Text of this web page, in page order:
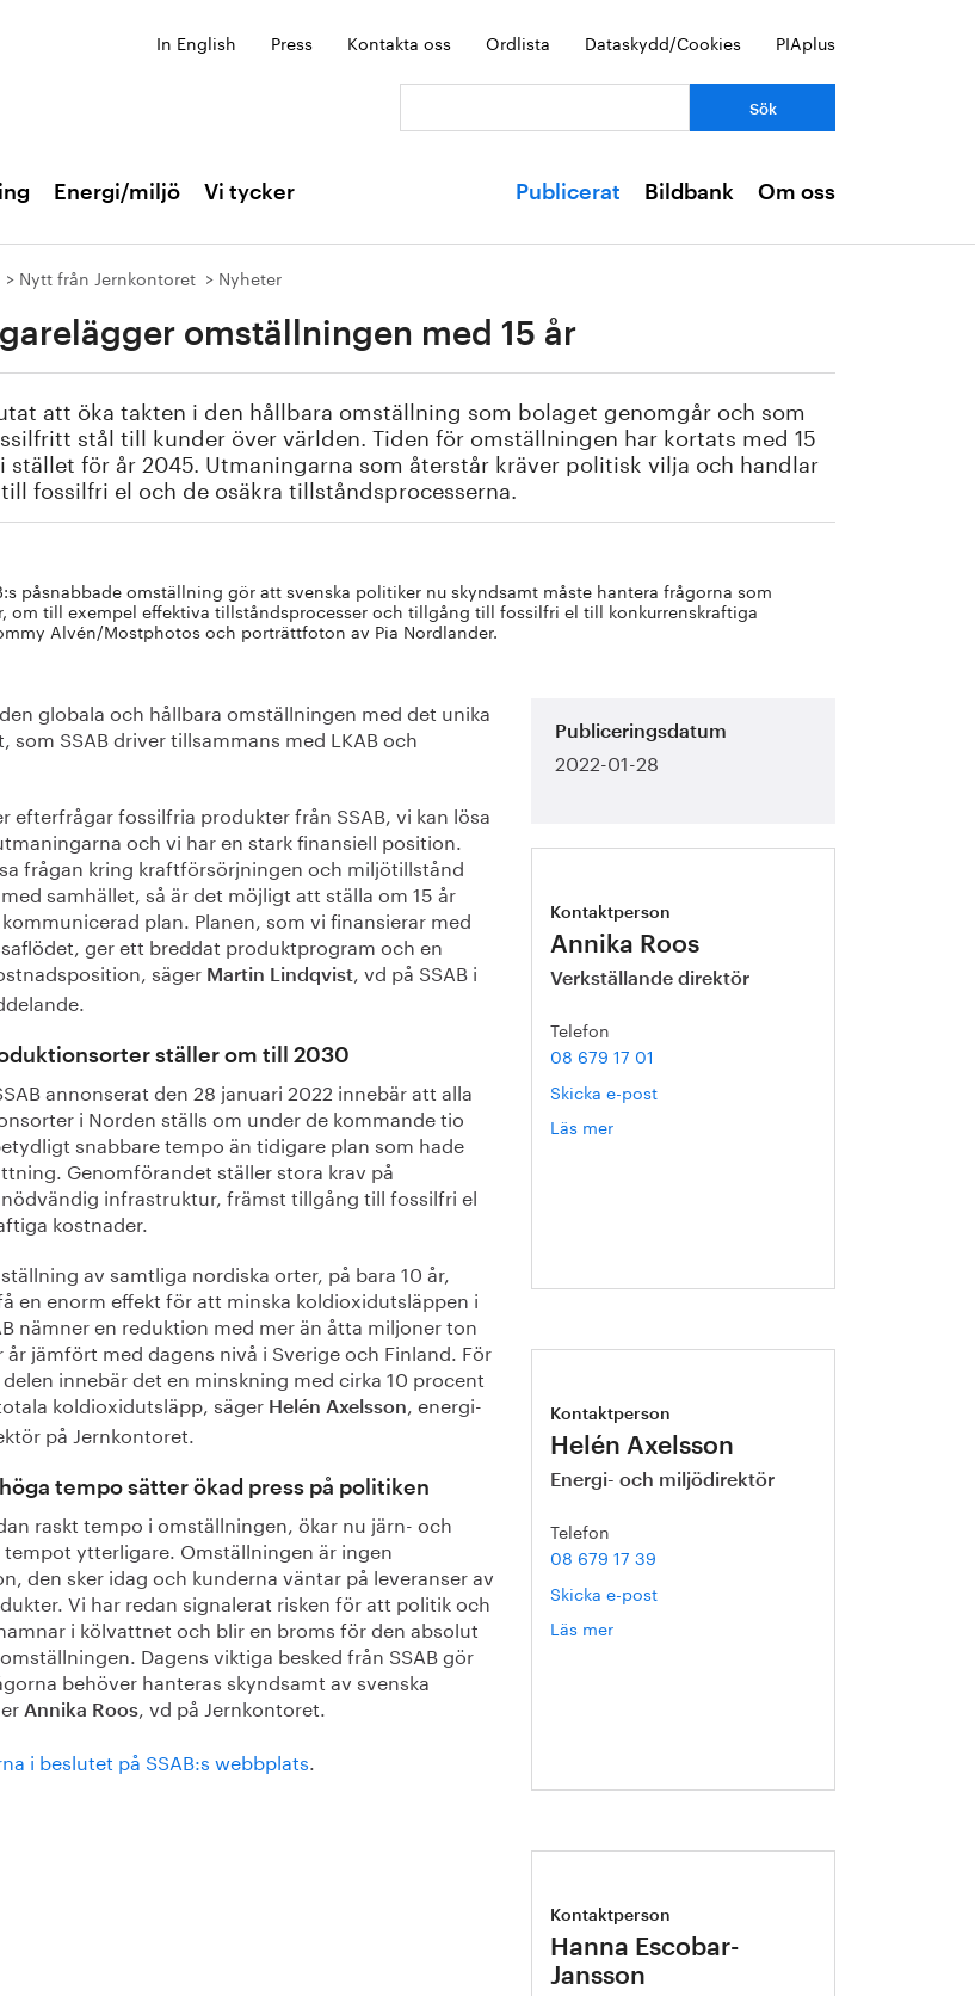
In English Press Kontakta oss Ordlista Dataskydd/Cookies PIAplus
Energi/miljö Vi tycker Publicerat Bildbank Om oss
Nytt från Jernkontoret Nyheter
omställningen med 15 år
att öka takten i den hållbara omställning som bolaget genomgår och som
stål till kunder över världen. Tiden för omställningen har kortats med 15
stället för år 2045. Utmaningarna som återstår kräver politisk vilja och handlar
fossilfri el och de osäkra tillståndsprocesserna.
påsnabbade omställning gör att svenska politiker nu skyndsamt måste hantera frågorna som
om till exempel effektiva tillståndsprocesser och tillgång till fossilfri el till konkurrenskraftiga
Alvén/Mostphotos och porträttfoton av Pia Nordlander.
globala och hållbara omställningen med det unika
som SSAB driver tillsammans med LKAB och
efterfrågar fossilfria produkter från SSAB, vi kan lösa
och vi har en stark finansiell position.
frågan kring kraftförsörjningen och miljötillstånd
samhället, så är det möjligt att ställa om 15 år
plan. Planen, som vi finansierar med
ger ett breddat produktprogram och en
säger Martin Lindqvist, vd på SSAB i
ställer om till 2030
annonserat den 28 januari 2022 innebär att alla
i Norden ställs om under de kommande tio
snabbare tempo än tidigare plan som hade
Genomförandet ställer stora krav på
infrastruktur, främst tillgång till fossilfri el
kostnader.
av samtliga nordiska orter, på bara 10 år,
en enorm effekt för att minska koldioxidutsläppen i
nämner en reduktion med mer än åtta miljoner ton
jämfört med dagens nivå i Sverige och Finland. För
innebär det en minskning med cirka 10 procent
koldioxidutsläpp, säger Helén Axelsson, energi-
på Jernkontoret.
tempo sätter ökad press på politiken
raskt tempo i omställningen, ökar nu järn- och
ytterligare. Omställningen är ingen
den sker idag och kunderna väntar på leveranser av
Vi har redan signalerat risken för att politik och
i kölvattnet och blir en broms för den absolut
Dagens viktiga besked från SSAB gör
behöver hanteras skyndsamt av svenska
Annika Roos, vd på Jernkontoret.
i beslutet på SSAB:s webbplats.
Publiceringsdatum
2022-01-28
Kontaktperson
Annika Roos
Verkställande direktör
Telefon
08 679 17 01
Skicka e-post
Läs mer
Kontaktperson
Helén Axelsson
Energi- och miljödirektör
Telefon
08 679 17 39
Skicka e-post
Läs mer
Kontaktperson
Hanna Escobar-
Jansson